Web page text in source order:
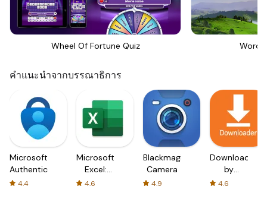
Wheel Of Fortune Quiz
คำแนะนำจากบรรณาธิการ
Microsoft
Authenticator
4.4
Microsoft
Excel:
Spreadsheets
4.6
Blackmagic
Camera
4.9
Downloader
by
AFTVnews
4.6